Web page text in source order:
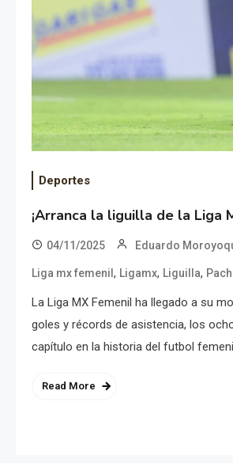
Deportes
¡Arranca la liguilla de la Liga
04/11/2025 Eduardo
Liga mx femenil , Ligamx, Liguilla,
La Liga MX Femenil ha llegado a su
goles y récords de asistencia, los
capítulo en la historia del futbol
Read More